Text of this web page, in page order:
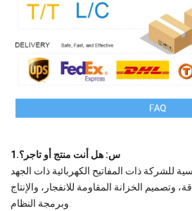
1.س: هل أنت منتج أو تاجر؟
للشركة ذات المفاتيح الكهربائية ذات الجهد
وتصميم الخزانة المقاومة للانفجار، والإنتاج